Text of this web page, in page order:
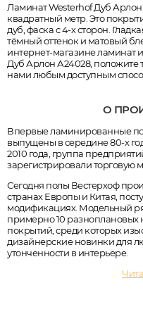
Ламинат Westerhof Дуб Арлон
квадратный метр. Это
дуб, фаска с 4-х сторон.
тёмный оттенок и матовый
интернет-магазине ламинат
Дуб Арлон А24028, положите
нами любым доступным
О
Впервые ламинированные
выпущены в середине 80-х
2010 года, группа
зарегистрировали торговую
Сегодня полы Вестерхоф
странах Европы и Китая,
модификациях. Модельный
примерно 10
покрытий, среди которых
дизайнерские новинки для
утонченности в интерьере.